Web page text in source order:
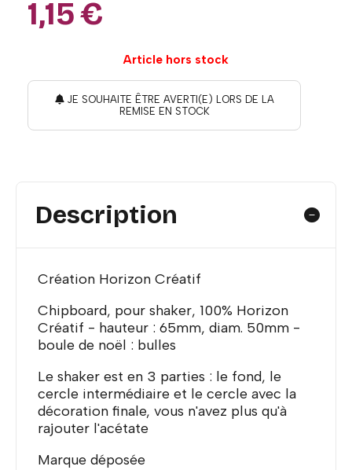
1,15€
Article hors stock
JE SOUHAITE ÊTRE AVERTI(E) LORS DE LA
REMISE EN STOCK
Description
Création Horizon Créatif
Chipboard, pour shaker, 100% Horizon
Créatif - hauteur : 65mm, diam. 50mm -
boule de noël : bulles
Le shaker est en 3 parties : le fond, le
cercle intermédiaire et le cercle avec la
décoration finale, vous n'avez plus qu'à
rajouter l'acétate
Marque déposée